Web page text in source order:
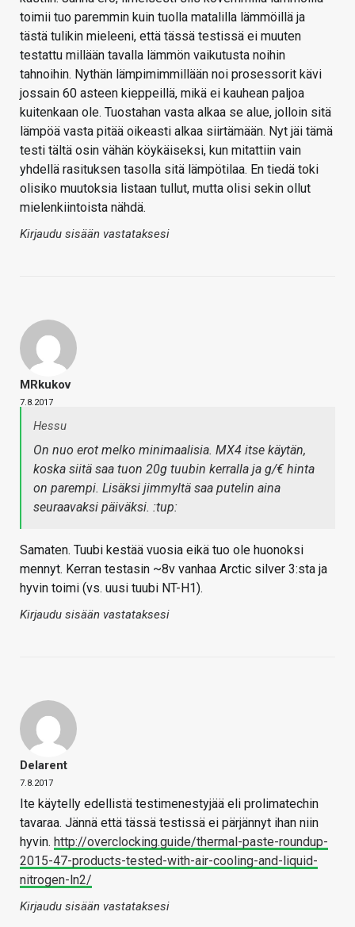
toimii tuo paremmin kuin tuolla matalilla lämmöillä ja
tästä tulikin mieleeni, että tässä testissä ei muuten
testattu millään tavalla lämmön vaikutusta noihin
tahnoihin. Nythän lämpimimmillään noi prosessorit kävi
jossain 60 asteen kieppeillä, mikä ei kauhean paljoa
kuitenkaan ole. Tuostahan vasta alkaa se alue, jolloin sitä
lämpöä vasta pitää oikeasti alkaa siirtämään. Nyt jäi tämä
testi tältä osin vähän köykäiseksi, kun mitattiin vain
yhdellä rasituksen tasolla sitä lämpötilaa. En tiedä toki
olisiko muutoksia listaan tullut, mutta olisi sekin ollut
mielenkiintoista nähdä.
Kirjaudu sisään vastataksesi
MRkukov
7.8.2017
Hessu
On nuo erot melko minimaalisia. MX4 itse käytän,
koska siitä saa tuon 20g tuubin kerralla ja g/€ hinta
on parempi. Lisäksi jimmyltä saa putelin aina
seuraavaksi päiväksi. :tup:
Samaten. Tuubi kestää vuosia eikä tuo ole huonoksi
mennyt. Kerran testasin ~8v vanhaa Arctic silver 3:sta ja
hyvin toimi (vs. uusi tuubi NT-H1).
Kirjaudu sisään vastataksesi
Delarent
7.8.2017
Ite käytelly edellistä testimenestyjää eli prolimatechin
tavaraa. Jännä että tässä testissä ei pärjännyt ihan niin
hyvin. http://overclocking.guide/thermal-paste-roundup-
2015-47-products-tested-with-air-cooling-and-liquid-
nitrogen-ln2/
Kirjaudu sisään vastataksesi